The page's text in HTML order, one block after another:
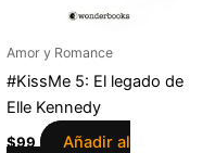
Amor y Romance
#KissMe 5: El legado de
Elle Kennedy
$99
Añadir al